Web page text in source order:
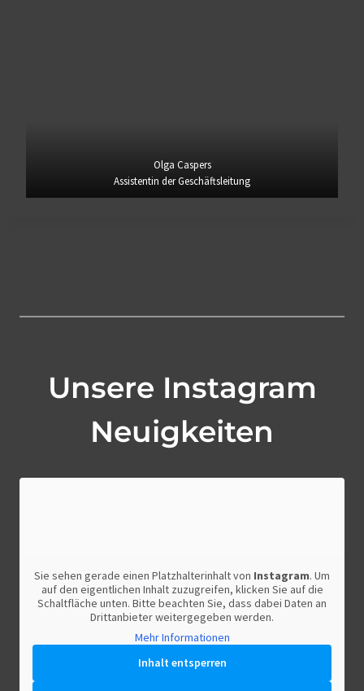
Olga Caspers
Assistentin der Geschäftsleitung
Unsere Instagram
Neuigkeiten
Sie sehen gerade einen Platzhalterinhalt von Instagram. Um
auf den eigentlichen Inhalt zuzugreifen, klicken Sie auf die
Schaltfläche unten. Bitte beachten Sie, dass dabei Daten an
Drittanbieter weitergegeben werden.
Mehr Informationen
Inhalt entsperren